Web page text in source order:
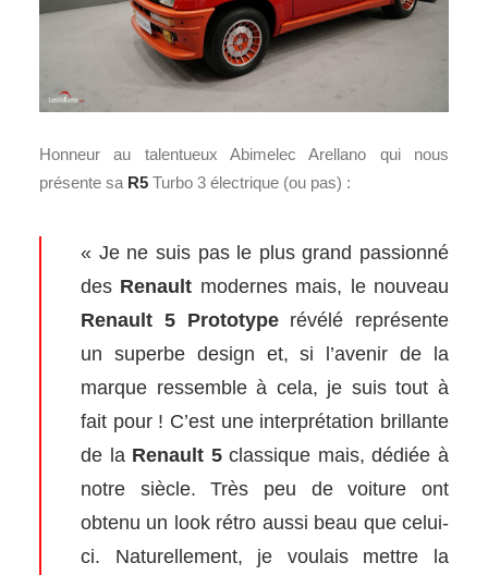
Honneur au talentueux Abimelec Arellano qui nous
présente sa R5 Turbo 3 électrique (ou pas) :
« Je ne suis pas le plus grand passionné
des Renault modernes mais, le nouveau
Renault 5 Prototyperévélé représente
un superbe design et, si l’avenir de la
marque ressemble à cela, je suis tout à
fait pour ! C’est une interprétation brillante
de la Renault 5classique mais, dédiée à
notre siècle. Très peu de voiture ont
obtenu un look rétro aussi beau que celui-
ci. Naturellement, je voulais mettre la